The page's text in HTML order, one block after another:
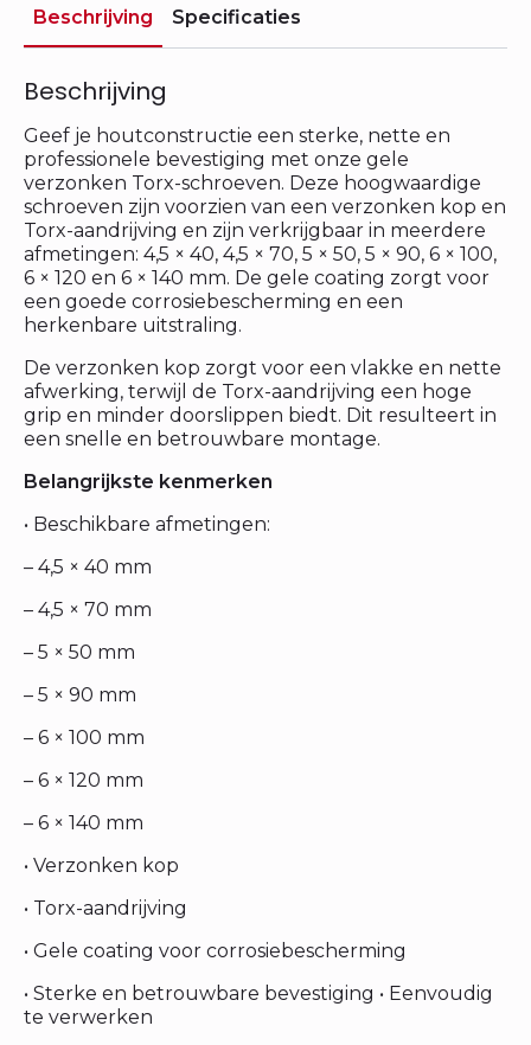
Beschrijving Specificaties
Beschrijving
Geef je houtconstructie een sterke, nette en
professionele bevestiging met onze gele
verzonken Torx-schroeven. Deze hoogwaardige
schroeven zijn voorzien van een verzonken kop en
Torx-aandrijving en zijn verkrijgbaar in meerdere
afmetingen: 4,5 × 40, 4,5 × 70, 5 × 50, 5 × 90, 6 × 100,
6 × 120 en 6 × 140 mm. De gele coating zorgt voor
een goede corrosiebescherming en een
herkenbare uitstraling.
De verzonken kop zorgt voor een vlakke en nette
afwerking, terwijl de Torx-aandrijving een hoge
grip en minder doorslippen biedt. Dit resulteert in
een snelle en betrouwbare montage.
Belangrijkste kenmerken
• Beschikbare afmetingen:
– 4,5 × 40 mm
– 4,5 × 70 mm
– 5 × 50 mm
– 5 × 90 mm
– 6 × 100 mm
– 6 × 120 mm
– 6 × 140 mm
• Verzonken kop
• Torx-aandrijving
• Gele coating voor corrosiebescherming
• Sterke en betrouwbare bevestiging • Eenvoudig
te verwerken